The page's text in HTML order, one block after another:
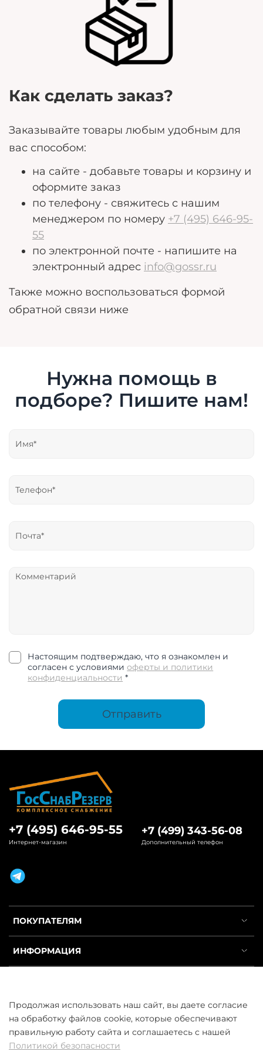
Любые дополнительные пожелания, которые
могут помочь нам лучше удовлетворить ваши
потребности.
Как сделать заказ?
Заказывайте товары любым удобным для
вас способом:
на сайте - добавьте товары и корзину и
оформите заказ
по телефону - свяжитесь с нашим
менеджером по номеру +7 (495) 646-95-
55
по электронной почте - напишите на
электронный адрес info@gossr.ru
Также можно воспользоваться формой
обратной связи ниже
Нужна помощь в
подборе? Пишите нам!
Настоящим подтверждаю, что я ознакомлен и
согласен с условиямиоферты и политики
конфиденциальности *
Отправить
ПОКУПАТЕЛЯМ
ИНФОРМАЦИЯ
+7 (495) 646-95-55
Интернет-магазин
+7 (499) 343-56-08
Дополнительный телефон
ООО «ГосСнабРезерв» © 2013–2026 - Продажа труб оптом и в
Продолжая использовать наш сайт, вы даете согласие
на обработку файлов cookie, которые обеспечивают
правильную работу сайта и соглашаетесь с нашей
Политикой безопасности